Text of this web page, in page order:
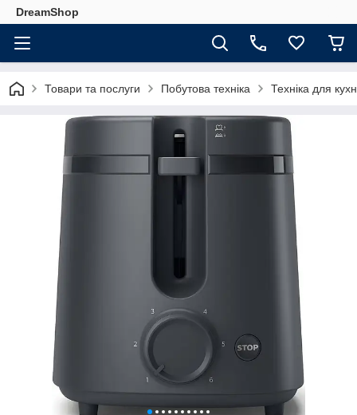
DreamShop
Товари та послуги Побутова техніка Техніка для